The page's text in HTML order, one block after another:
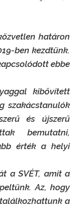
határon
ben kezdtünk.
ebbe
kibővített
szakácstanulók
és újszerű
bemutatni,
érték a helyi
a SVÉT, amit a
Az, hogy
a